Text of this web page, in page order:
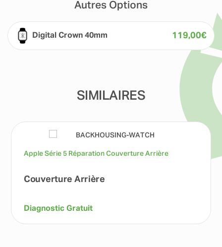
Autres Options
Digital Crown 40mm 119,00€
SIMILAIRES
Apple Série 5 Réparation Couverture Arrière
Couverture Arrière
Diagnostic Gratuit